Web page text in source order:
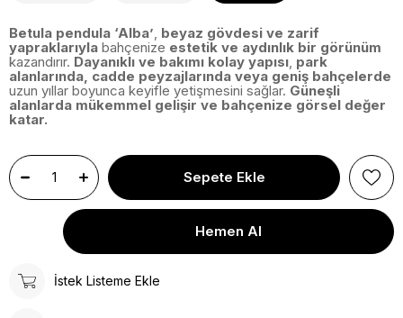
Betula pendula ‘Alba’, beyaz gövdesi ve zarif
yapraklarıyla bahçenize estetik ve aydınlık bir görünüm
kazandırır. Dayanıklı ve bakımı kolay yapısı, park
alanlarında, cadde peyzajlarında veya geniş bahçelerde
uzun yıllar boyunca keyifle yetişmesini sağlar. Güneşli
alanlarda mükemmel gelişir ve bahçenize görsel değer
katar.
İstek Listeme Ekle